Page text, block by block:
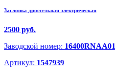
Заслонка дроссельная электрическая
2500 руб.
Заводской номер: 16400RNAA01
Артикул: 1547939